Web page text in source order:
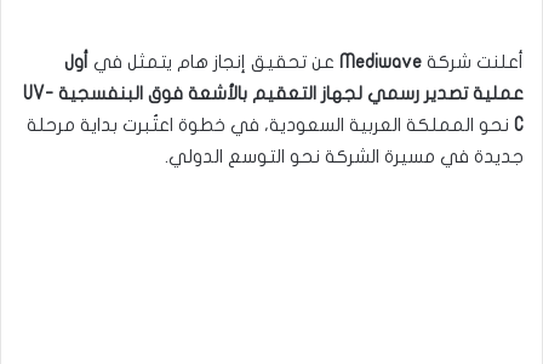
أعلنت شركة Mediwave عن تحقيق إنجاز هام يتمثل في أول
عملية تصدير رسمي لجهاز التعقيم بالأشعة فوق البنفسجية UV-
C نحو المملكة العربية السعودية، في خطوة اعتُبرت بداية مرحلة
جديدة في مسيرة الشركة نحو التوسع الدولي.